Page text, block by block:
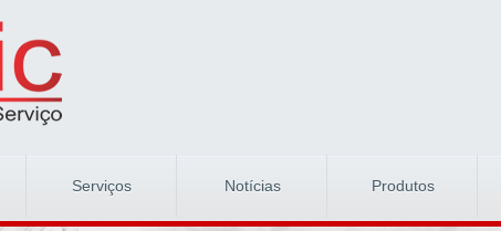
Serviços Notícias Produtos